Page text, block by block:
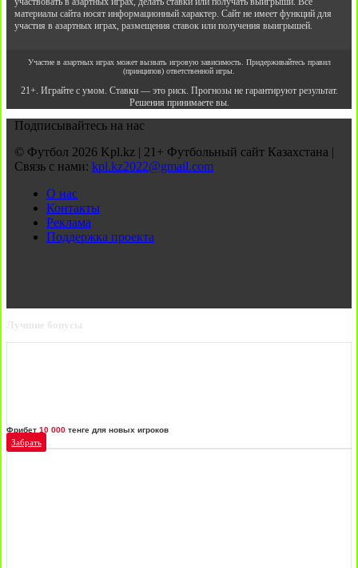
материалы сайта носят информационный характер. Сайт не имеет функций для
участия в азартных играх, размещения ставок или получения выигрышей.
Участие в азартных играх может вызвать игровую зависимость. Придерживайтесь правил
(принципов) ответственной игры.
21+. Играйте с умом. Ставки — это риск. Прогнозы не гарантируют результат.
Решения принимаете вы.
Подписывайтесь на нас
© Футбол 2026 Kpl.kz | 21+ Футбольный сайт Казахстана |
Связь с нами: kpl.kz2022@gmail.com
О нас
Контакты
Реклама
Поддержка проекта
Лучшие бонусы
Фрибет 10 000 тенге для новых игроков
Забрать